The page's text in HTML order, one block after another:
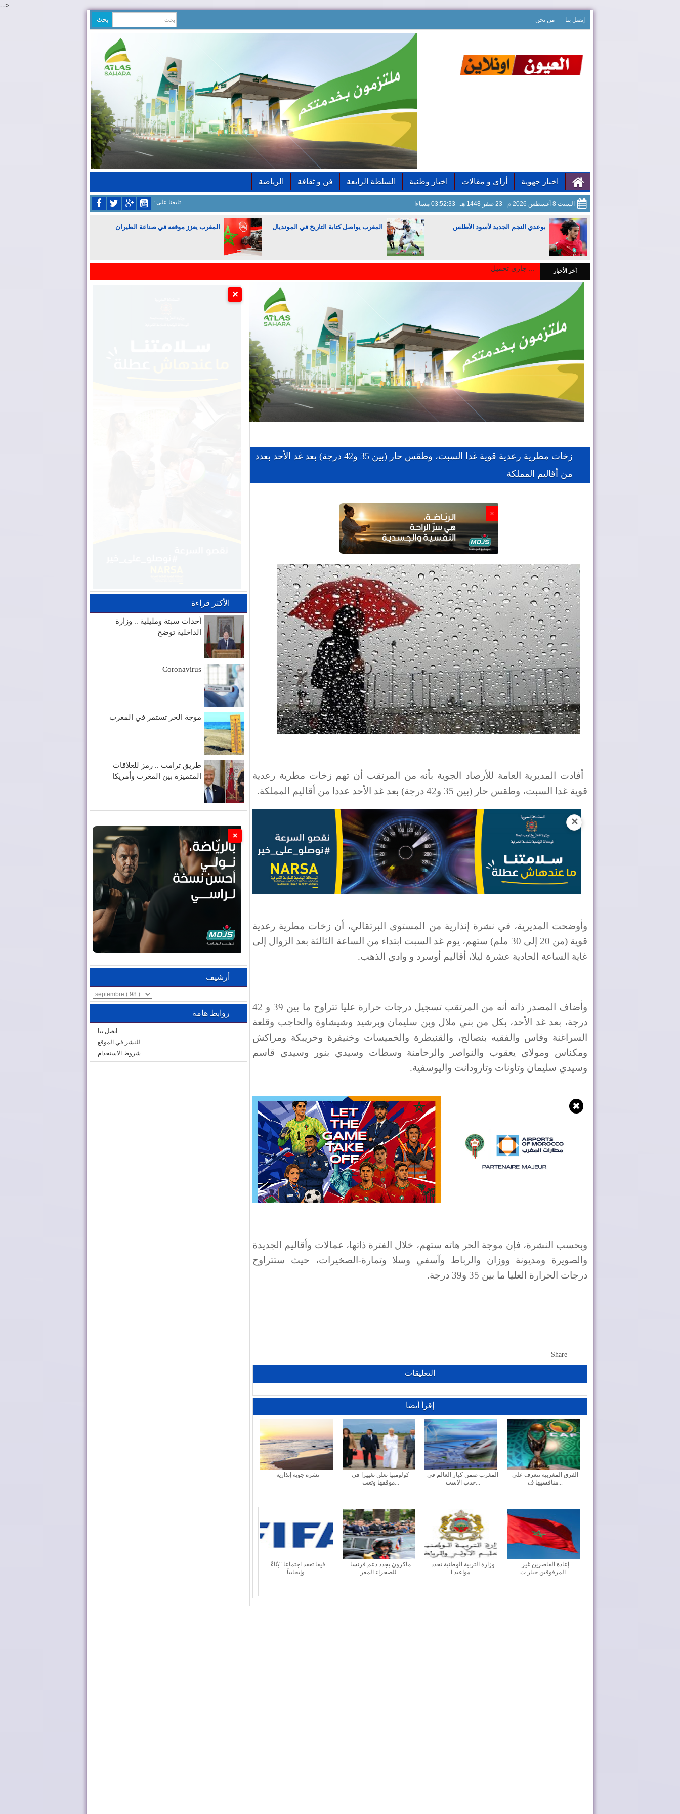
-->
إتصل بنا من نحن
اخبار جهوية أراى و مقالات اخبار وطنية السلطة الرابعة فن و ثقافة الرياضة
السبت 8 أغسطس 2026 م - 23 صفر 1448 هـ 03:52:34 مساءا : تابعنا على
بوعدي النجم الجديد لأسود الأطلس المغرب يواصل كتابة التاريخ في المونديال المغرب يعزز موقعه في صناعة الطيران
المغرب يجذب كبار المستثمرين آخر الأخبار
زخات مطرية رعدية قوية غدا السبت، وطقس حار (بين 35 و42 درجة) بعد غد الأحد بعدد
من أقاليم المملكة
×
أفادت المديرية العامة للأرصاد الجوية بأنه من المرتقب أن تهم زخات مطرية رعدية
قوية غدا السبت، وطقس حار (بين 35 و42 درجة) بعد غد الأحد عددا من أقاليم المملكة.
✕
وأوضحت المديرية، في نشرة إنذارية من المستوى البرتقالي، أن زخات مطرية رعدية
قوية (من 20 إلى 30 ملم) ستهم، يوم غد السبت ابتداء من الساعة الثالثة بعد الزوال إلى
غاية الساعة الحادية عشرة ليلا، أقاليم أوسرد و وادي الذهب.
وأضاف المصدر ذاته أنه من المرتقب تسجيل درجات حرارة عليا تتراوح ما بين 39 و 42
درجة، بعد غد الأحد، بكل من بني ملال وبن سليمان وبرشيد وشيشاوة والحاجب وقلعة
السراغنة وفاس والفقيه بنصالح، والقنيطرة والخميسات وخنيفرة وخريبكة ومراكش
ومكناس ومولاي يعقوب والنواصر والرحامنة وسطات وسيدي بنور وسيدي قاسم
وسيدي سليمان وتاونات وتارودانت واليوسفية.
✖
وبحسب النشرة، فإن موجة الحر هاته ستهم، خلال الفترة ذاتها، عمالات وأقاليم الجديدة
والصويرة ومديونة ووزان والرباط وآسفي وسلا وتمارة-الصخيرات، حيث ستتراوح
درجات الحرارة العليا ما بين 35 و39 درجة.
.
Share
التعليقات
إقرأ أيضا
نشرة جوية إنذارية
كولومبيا تعلن تغييرا في
موقفها وتعت...
المغرب ضمن كبار العالم في
جذب الاست...
الفرق المغربية تتعرف على
منافسيها ف...
فيفا تعقد اجتماعا “بنّاءً
وإيجابياً...
ماكرون يجدد دعم فرنسا
للصحراء المغر...
وزارة التربية الوطنية تحدد
مواعيد ا...
إعادة القاصرين غير
المرفوقين خيار ث...
✕
الأكثر قراءة
أحداث سبتة ومليلية .. وزارة
الداخلية توضح
Coronavirus
موجة الحر تستمر في المغرب
طريق ترامب .. رمز للعلاقات
المتميزة بين المغرب وأمريكا
×
أرشيف
روابط هامة
اتصل بنا
للنشر في الموقع
شروط الاستخدام